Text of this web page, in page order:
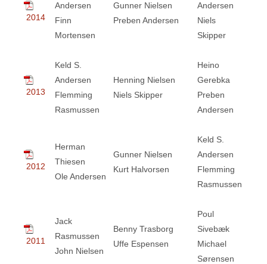
2014
Andersen
Finn
Mortensen
Gunner Nielsen
Preben Andersen
Andersen
Niels
Skipper
2013
Keld S.
Andersen
Flemming
Rasmussen
Henning Nielsen
Niels Skipper
Heino
Gerebka
Preben
Andersen
2012
Herman
Thiesen
Ole Andersen
Gunner Nielsen
Kurt Halvorsen
Keld S.
Andersen
Flemming
Rasmussen
2011
Jack
Rasmussen
John Nielsen
Benny Trasborg
Uffe Espensen
Poul
Sivebæk
Michael
Sørensen